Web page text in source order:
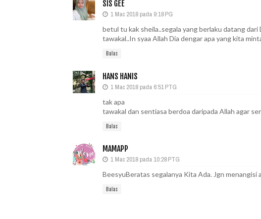
SIS GEE
1 Mac 2018 pada 9:18 PG
betul tu kak sheila..segala yang berlaku datang dari
tawakal..In syaa Allah Dia dengar apa yang kita
Balas
HANS HANIS
1 Mac 2018 pada 6:51 PTG
tak apa
tawakal dan sentiasa berdoa daripada Allah agar
Balas
MAMAPP
1 Mac 2018 pada 10:28 PTG
BeesyuBeratas segalanya Kita Ada. Jgn menangisi
Balas